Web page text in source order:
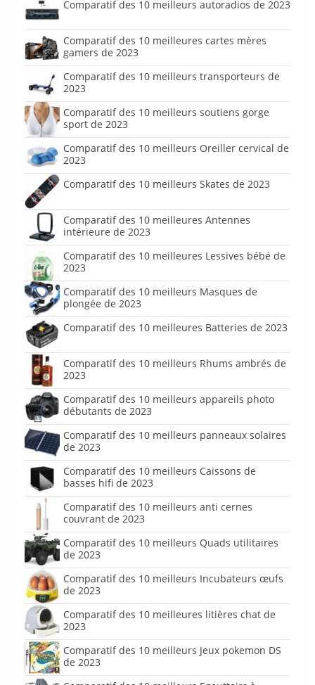
Comparatif des 10 meilleurs autoradios de 2023
Comparatif des 10 meilleures cartes mères
gamers de 2023
Comparatif des 10 meilleurs transporteurs de
2023
Comparatif des 10 meilleurs soutiens gorge
sport de 2023
Comparatif des 10 meilleurs Oreiller cervical de
2023
Comparatif des 10 meilleurs Skates de 2023
Comparatif des 10 meilleures Antennes
intérieure de 2023
Comparatif des 10 meilleures Lessives bébé de
2023
Comparatif des 10 meilleurs Masques de
plongée de 2023
Comparatif des 10 meilleures Batteries de 2023
Comparatif des 10 meilleurs Rhums ambrés de
2023
Comparatif des 10 meilleurs appareils photo
débutants de 2023
Comparatif des 10 meilleurs panneaux solaires
de 2023
Comparatif des 10 meilleurs Caissons de
basses hifi de 2023
Comparatif des 10 meilleurs anti cernes
couvrant de 2023
Comparatif des 10 meilleurs Quads utilitaires
de 2023
Comparatif des 10 meilleurs Incubateurs œufs
de 2023
Comparatif des 10 meilleures litières chat de
2023
Comparatif des 10 meilleurs Jeux pokemon DS
de 2023